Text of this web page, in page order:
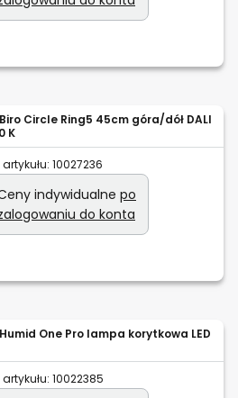
Biro Circle Ring5 45cm góra/dół DALI
K
artykułu: 10027236
indywidualne po
do konta
Humid One Pro lampa korytkowa LED
artykułu: 10022385